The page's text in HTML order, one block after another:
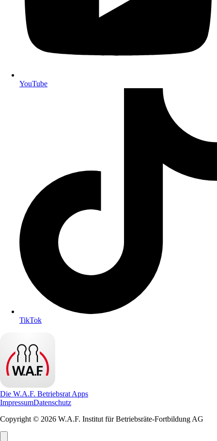
YouTube
TikTok
Die W.A.F. Betriebsrat Apps
ImpressumDatenschutz
Copyright © 2026 W.A.F. Institut für Betriebsräte-Fortbildung AG